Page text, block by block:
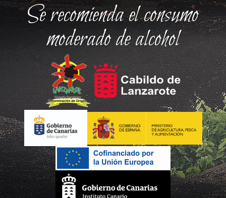
Se recomienda el consumo
moderado de alcohol